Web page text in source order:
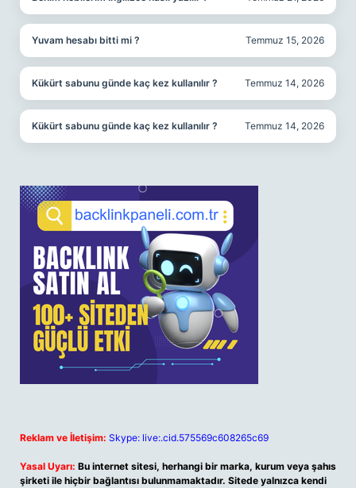
Yuvam hesabı bitti mi ? Temmuz 15, 2026
Kükürt sabunu günde kaç kez kullanılır ? Temmuz 14, 2026
Kükürt sabunu günde kaç kez kullanılır ? Temmuz 14, 2026
Reklam ve İletişim: Skype: live:.cid.575569c608265c69
Yasal Uyarı: Bu internet sitesi, herhangi bir marka, kurum veya şahıs
şirketi ile hiçbir bağlantısı bulunmamaktadır. Sitede yalnızca kendi